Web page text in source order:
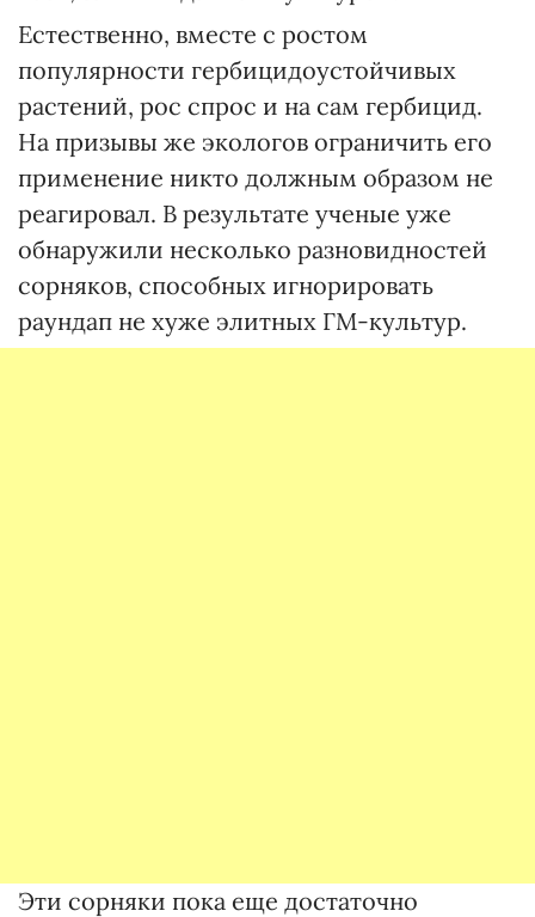
Естественно, вместе с ростом
популярности гербицидоустойчивых
растений, рос спрос и на сам гербицид.
На призывы же экологов ограничить его
применение никто должным образом не
реагировал. В результате ученые уже
обнаружили несколько разновидностей
сорняков, способных игнорировать
раундап не хуже элитных ГМ-культур.
Эти сорняки пока еще достаточно